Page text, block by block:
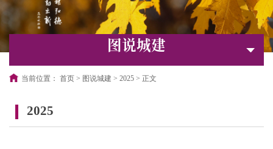
图说城建
2025
当前位置： 首页> 图说城建 > 2025> 正文